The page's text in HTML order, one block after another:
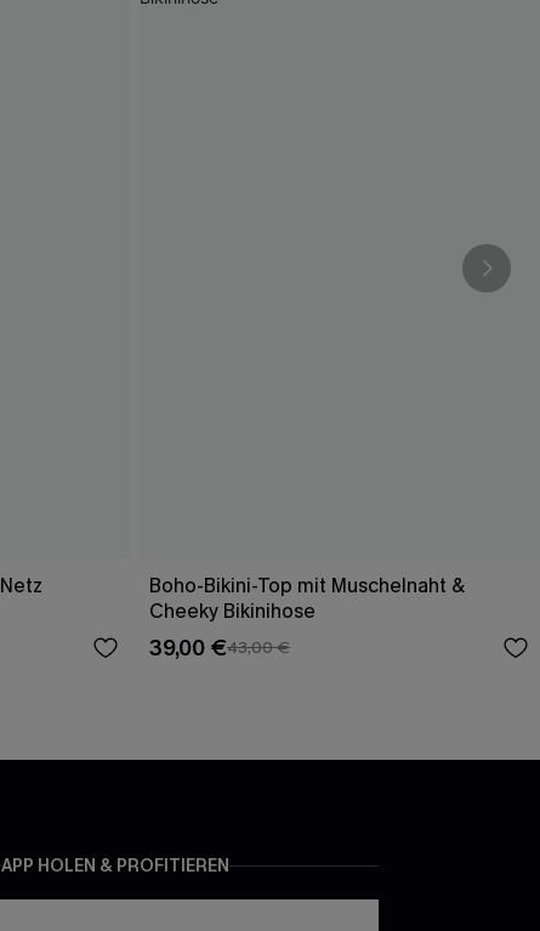
Boho-Bikini-Top mit Muschelnaht &
Cheeky Bikinihose
39,00 €43,00 €
APP HOLEN & PROFITIEREN